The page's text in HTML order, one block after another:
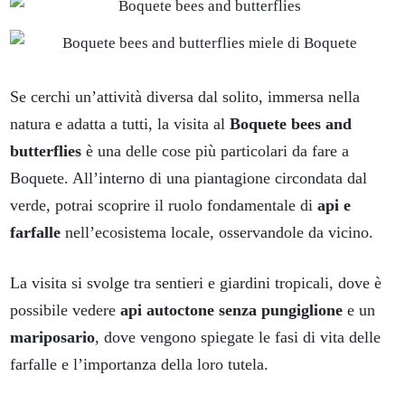
Se cerchi un’attività diversa dal solito, immersa nella
natura e adatta a tutti, la visita al Boquete bees and
butterflies è una delle cose più particolari da fare a
Boquete. All’interno di una piantagione circondata dal
verde, potrai scoprire il ruolo fondamentale di api e
farfalle nell’ecosistema locale, osservandole da vicino.
La visita si svolge tra sentieri e giardini tropicali, dove è
possibile vedere api autoctone senza pungiglione e un
mariposario, dove vengono spiegate le fasi di vita delle
farfalle e l’importanza della loro tutela.